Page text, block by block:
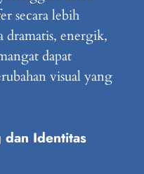
secara lebih
dramatis, energik,
dapat
visual yang
Identitas